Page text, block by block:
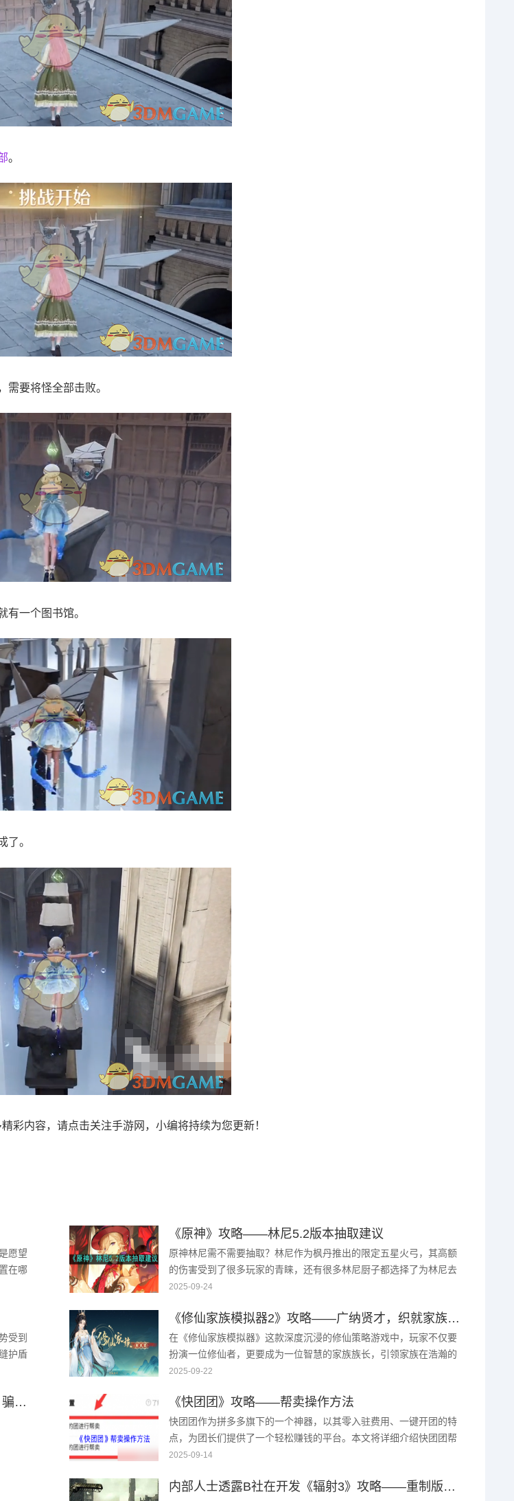
。
要将怪全部击败。
有一个图书馆。
了。
彩内容，请点击关注手游网，小编将持续为您更新！
愿望
在哪
了
《原神》攻略——林尼5.2版本抽取建议
原神林尼需不需要抽取？林尼作为枫丹推出的限定五星火弓，其高额
的伤害受到了很多玩家的青睐，还有很多林尼厨子都选择了为林尼去
补命座，不过本次在5.2版本复刻，除了要面对全新的风系新C恰斯
2025-09-24
受到
护盾
？接
《修仙家族模拟器2》攻略——广纳贤才，织就家族情谊网
在《修仙家族模拟器》这款深度沉浸的修仙策略游戏中，玩家不仅要
扮演一位修仙者，更要成为一位智慧的家族族长，引领家族在浩瀚的
修真世界中稳步前行。其中，招收弟子与维系弟子间的关系，是家族
2025-09-22
区块链游戏《行尸走肉：帝国》攻略——将停服 骗不到钱了？ 《快团团》攻略——帮卖操作方法
快团团作为拼多多旗下的一个神器，以其零入驻费用、一键开团的特
点，为团长们提供了一个轻松赚钱的平台。本文将详细介绍快团团帮
卖的操作方法，帮助团长们更好地利用这一工具，实现销售增长。下
2025-09-14
内部人士透露B社在开发《辐射3》攻略——重制版等多个项目